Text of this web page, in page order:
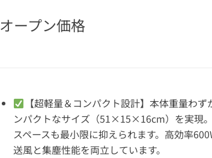
オープン価格
【超軽量＆コンパクト設計】本体重量わ
ンパクトなサイズ（51×15×16cm）を実現
スペースも最小限に抑えられます。高効率
送風と集塵性能を両立しています。